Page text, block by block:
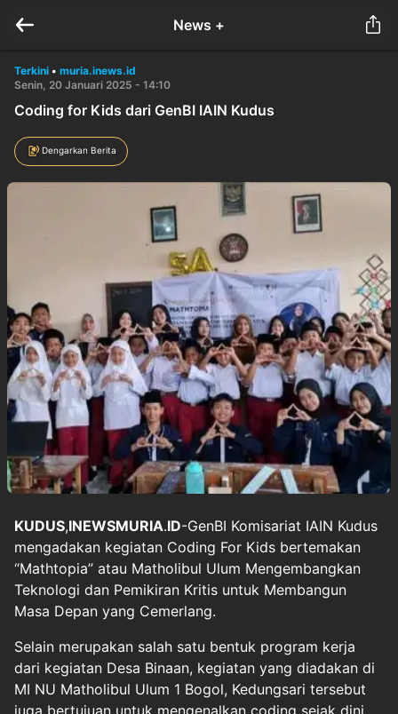
News +
Terkini • muria.inews.id
Senin, 20 Januari 2025 - 14:10
Coding for Kids dari GenBI IAIN Kudus
Dengarkan Berita
KUDUS,INEWSMURIA.ID-GenBI Komisariat IAIN Kudus
mengadakan kegiatan Coding For Kids bertemakan
“Mathtopia” atau Matholibul Ulum Mengembangkan
Teknologi dan Pemikiran Kritis untuk Membangun
Masa Depan yang Cemerlang.
Selain merupakan salah satu bentuk program kerja
dari kegiatan Desa Binaan, kegiatan yang diadakan di
MI NU Matholibul Ulum 1 Bogol, Kedungsari tersebut
juga bertujuan untuk mengenalkan coding sejak dini